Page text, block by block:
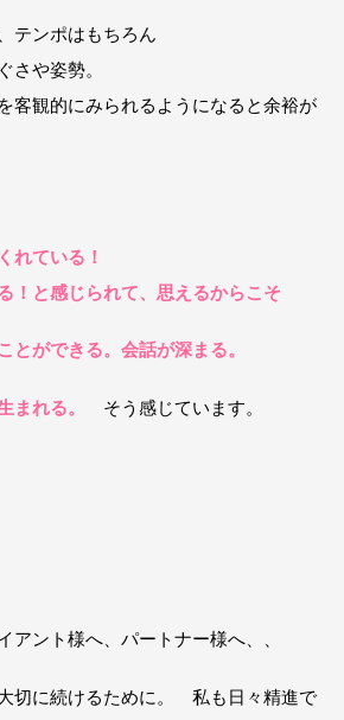
テンポはもちろん
さや姿勢。
客観的にみられるようになると余裕が
れている！
！と感じられて、思えるからこそ
とができる。会話が深まる。
まれる。 そう感じています。
アント様へ、パートナー様へ、、
切に続けるために。 私も日々精進で